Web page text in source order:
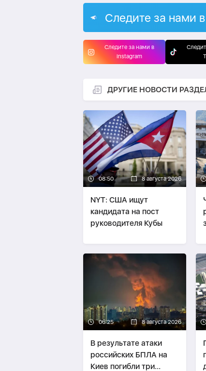
Следите за нами
Следите за нами в
Instagram
ДРУГИЕ НОВОСТИ
08:50 8 августа 2026
NYT: США ищут
кандидата на пост
руководителя Кубы
06:25 8 августа 2026
В результате атаки
российских БПЛА на
Киев погибли три